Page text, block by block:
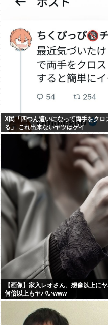
X民「四つん這いになって両手をク
る」 これ出来ないヤツはゲイ
【画像】家入レオさん、想像以上に
何倍以上もヤバいwww